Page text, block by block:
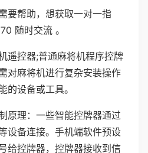
要帮助，想获取一对一指
随时交流 。
遥控器;普通麻将机程序控牌
对麻将机进行复杂安装操作
的设备或工具。
原理：一些智能控牌器通过
设备连接。手机端软件预设
给控牌器，控牌器接收到信